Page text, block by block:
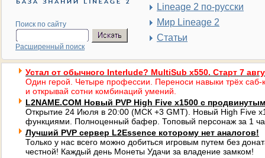
Поиск по сайту
Расширенный поиск
Lineage 2 по-русски
Мир Lineage 2
Статьи
Устал от обычного Interlude? MultiSub x550. Старт 7
Один герой. Четыре профессии. Переноси навыки трёх саб-
и открывай сотни комбинаций умений.
L2NAME.COM Новый PVP High Five x1500 с
Открытие 24 Июля в 20:00 (МСК +3 GMT). Новый High Five
функциями. Полноценный бафер. Топовый персонаж за 1
Лучший PVP сервер L2Essence которому нет аналогов!
Только у нас всего можно добиться игровым путем без
честной! Каждый день Монеты Удачи за владение замком!